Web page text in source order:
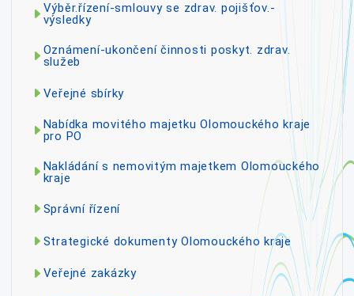
Výběr.řízení-smlouvy se zdrav. pojišťov.-
výsledky
Oznámení-ukončení činnosti poskyt. zdrav.
služeb
Veřejné sbírky
Nabídka movitého majetku Olomouckého kraje
pro PO
Nakládání s nemovitým majetkem Olomouckého
kraje
Správní řízení
Strategické dokumenty Olomouckého kraje
Veřejné zakázky